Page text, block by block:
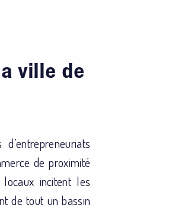
ville de
de proximité
incitent les
de tout un bassin